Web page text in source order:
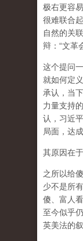
极右更容
很难联合
自然的关
辩：“文革
这个提问
就如何定
承认，当
力量支持
认，习近
局面，达
其原因在
之所以给
少不是所
傻、富人
至今似乎
英美法的